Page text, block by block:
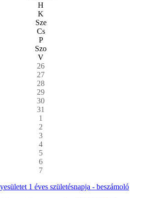
H
K
Sze
Cs
P
Szo
V
26
27
28
29
30
31
1
2
3
4
5
6
7
1 éves születésnapja - beszámoló